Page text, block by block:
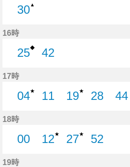
30▲
16時
25◆
42
17時
04★
11
19★
28
44
18時
00
12★
27★
52
19時